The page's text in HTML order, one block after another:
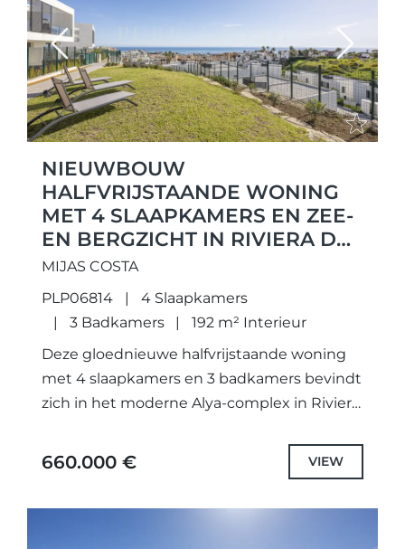
Previous Next
NIEUWBOUW
HALFVRIJSTAANDE WONING
MET 4 SLAAPKAMERS EN ZEE-
EN BERGZICHT IN RIVIERA DEL
SOL
MIJAS COSTA
PLP06814
4 Slaapkamers
3 Badkamers
192 m² Interieur
Deze gloednieuwe halfvrijstaande woning
met 4 slaapkamers en 3 badkamers bevindt
zich in het moderne Alya-complex in Riviera
uitzichten op zowel de Middellandse...
660.000 € VIEW